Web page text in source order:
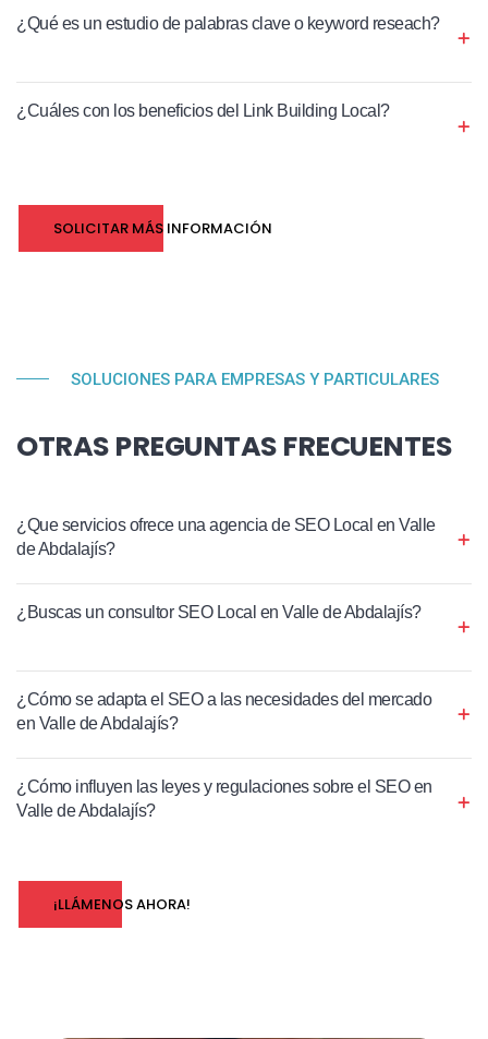
¿Qué es un estudio de palabras clave o keyword reseach?
¿Cuáles con los beneficios del Link Building Local?
SOLICITAR MÁS INFORMACIÓN
SOLUCIONES PARA EMPRESAS Y PARTICULARES
OTRAS PREGUNTAS FRECUENTES
¿Que servicios ofrece una agencia de SEO Local en Valle
de Abdalajís?
¿Buscas un consultor SEO Local en Valle de Abdalajís?
¿Cómo se adapta el SEO a las necesidades del mercado
en Valle de Abdalajís?
¿Cómo influyen las leyes y regulaciones sobre el SEO en
Valle de Abdalajís?
¡LLÁMENOS AHORA!